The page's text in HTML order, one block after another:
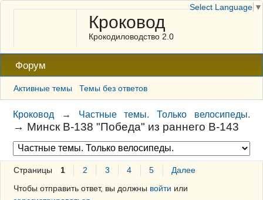
Кроковод
Крокодиловодство 2.0
Форум
Активные темы Темы без ответов
Кроковод → Частные темы. Только велосипеды.
→ Минск В-138 "Победа" из раннего В-143
Страницы 1 2 3 4 5
Далее
Чтобы отправить ответ, вы должны войти или
Select Language ▼